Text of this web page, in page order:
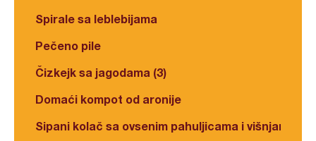
Spirale sa leblebijama
Pečeno pile
Čizkejk sa jagodama (3)
Domaći kompot od aronije
Sipani kolač sa ovsenim pahuljicama i višnjama